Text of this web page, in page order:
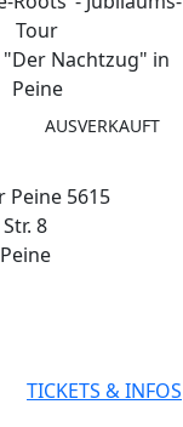
Tour
"Der Nachtzug" in
Peine
AUSVERKAUFT
Peine 5615
8
TICKETS & INFOS